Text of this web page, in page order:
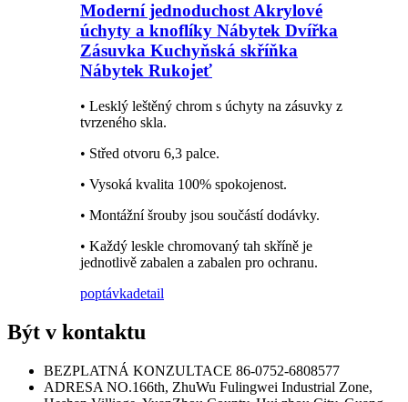
Moderní jednoduchost Akrylové
úchyty a knoflíky Nábytek Dvířka
Zásuvka Kuchyňská skříňka
Nábytek Rukojeť
• Lesklý leštěný chrom s úchyty na zásuvky z
tvrzeného skla.
• Střed otvoru 6,3 palce.
• Vysoká kvalita 100% spokojenost.
• Montážní šrouby jsou součástí dodávky.
• Každý leskle chromovaný tah skříně je
jednotlivě zabalen a zabalen pro ochranu.
poptávkadetail
Být v kontaktu
BEZPLATNÁ KONZULTACE 86-0752-6808577
ADRESA NO.166th, ZhuWu Fulingwei Industrial Zone,